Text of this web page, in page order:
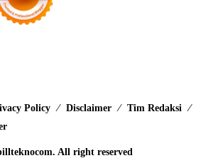
Policy Disclaimer
Tim Redaksi
All right reserved